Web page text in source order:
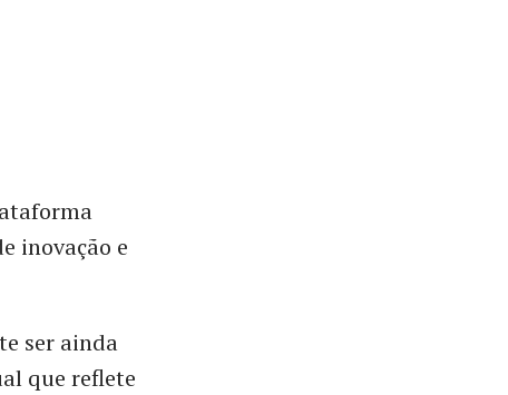
inovação e
ser ainda
que reflete